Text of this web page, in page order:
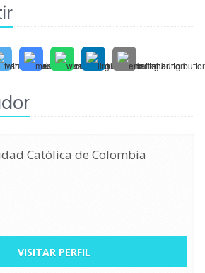
Católica de Colombia
VISITAR PERFIL